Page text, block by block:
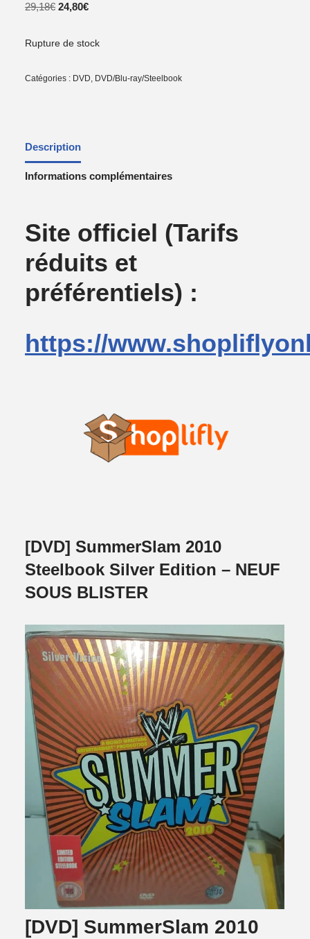
29,18€ 24,80€
Rupture de stock
Catégories : DVD, DVD/Blu-ray/Steelbook
Description
Informations complémentaires
Site officiel (Tarifs
réduits et
préférentiels) :
https://
[DVD] SummerSlam 2010
Steelbook Silver Edition – NEUF
SOUS BLISTER
[DVD] SummerSlam 2010